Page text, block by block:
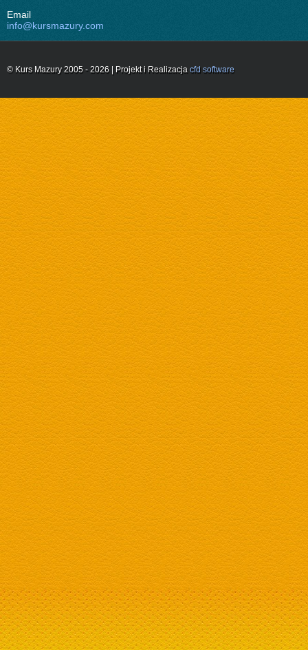
Email
info@kursmazury.com
© Kurs Mazury 2005 - 2026 | Projekt i Realizacja cfd software